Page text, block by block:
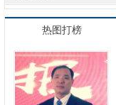
热图打榜